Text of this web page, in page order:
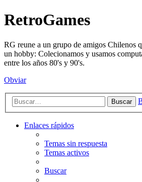
RetroGames
RG reune a un grupo de amigos Chilenos
un hobby: Colecionamos y usamos
entre los años 80's y 90's.
Obviar
Buscar
Enlaces rápidos
Temas sin respuesta
Temas activos
Buscar